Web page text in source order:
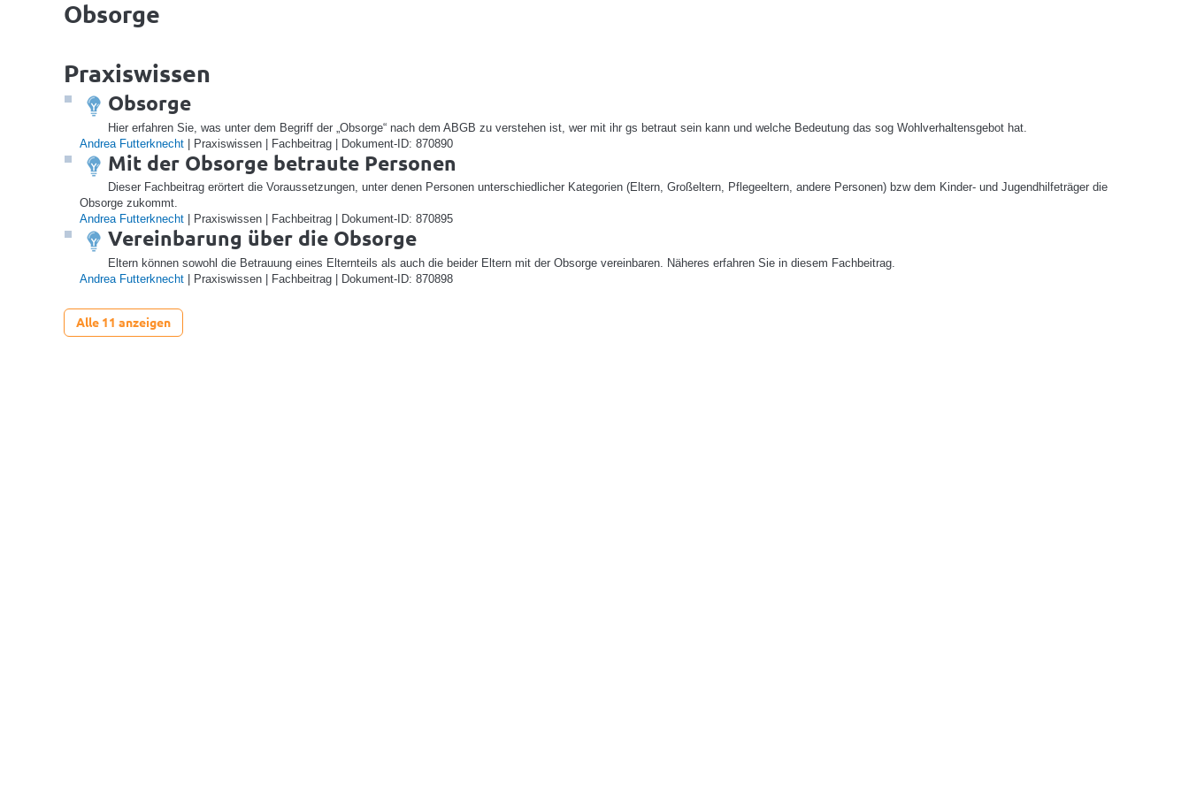
Obsorge
Praxiswissen
Obsorge
Hier erfahren Sie, was unter dem Begriff der „Obsorge“ nach dem ABGB zu verstehen ist, wer mit ihr gs betraut sein kann und welche Bedeutung das sog Wohlverhaltensgebot hat.
Andrea Futterknecht | Praxiswissen | Fachbeitrag | Dokument-ID: 870890
Mit der Obsorge betraute Personen
Dieser Fachbeitrag erörtert die Voraussetzungen, unter denen Personen unterschiedlicher Kategorien (Eltern, Großeltern, Pflegeeltern, andere Personen) bzw dem Kinder- und Jugendhilfeträger die
Obsorge zukommt.
Andrea Futterknecht | Praxiswissen | Fachbeitrag | Dokument-ID: 870895
Vereinbarung über die Obsorge
Eltern können sowohl die Betrauung eines Elternteils als auch die beider Eltern mit der Obsorge vereinbaren. Näheres erfahren Sie in diesem Fachbeitrag.
Andrea Futterknecht | Praxiswissen | Fachbeitrag | Dokument-ID: 870898
Alle 11 anzeigen